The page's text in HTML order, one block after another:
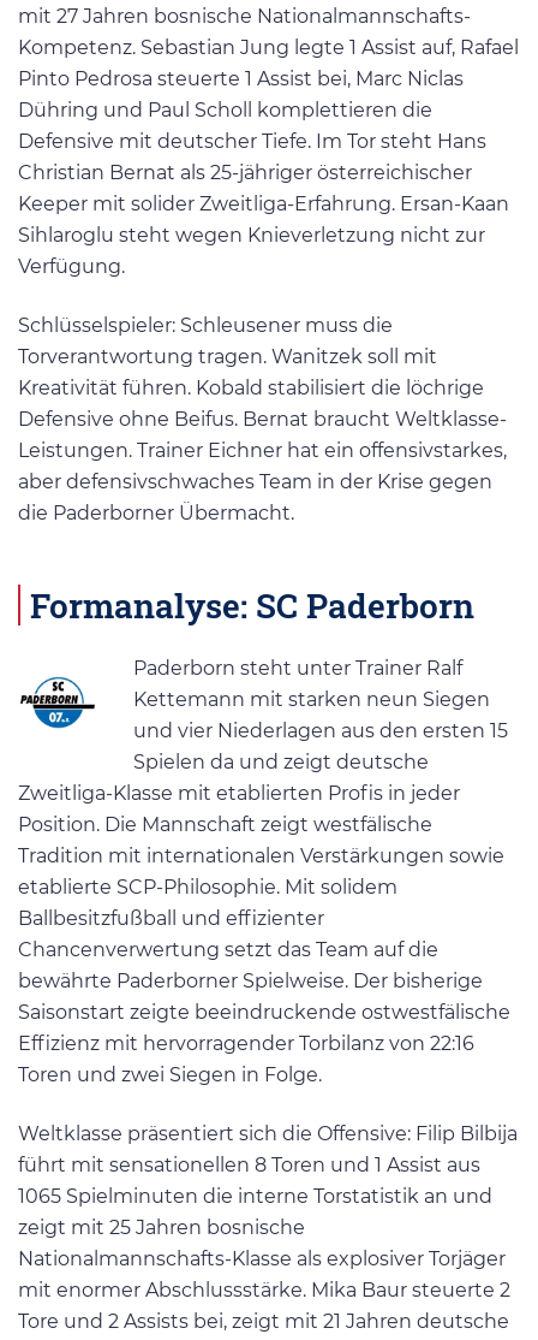
mit 27 Jahren bosnische Nationalmannschafts-
Kompetenz. Sebastian Jung legte 1 Assist auf, Rafael
Pinto Pedrosa steuerte 1 Assist bei, Marc Niclas
Dühring und Paul Scholl komplettieren die
Defensive mit deutscher Tiefe. Im Tor steht Hans
Christian Bernat als 25-jähriger österreichischer
Keeper mit solider Zweitliga-Erfahrung. Ersan-Kaan
Sihlaroglu steht wegen Knieverletzung nicht zur
Verfügung.
Schlüsselspieler: Schleusener muss die
Torverantwortung tragen. Wanitzek soll mit
Kreativität führen. Kobald stabilisiert die löchrige
Defensive ohne Beifus. Bernat braucht Weltklasse-
Leistungen. Trainer Eichner hat ein offensivstarkes,
aber defensivschwaches Team in der Krise gegen
die Paderborner Übermacht.
Formanalyse: SC Paderborn
Paderborn steht unter Trainer Ralf
Kettemann mit starken neun Siegen
und vier Niederlagen aus den ersten 15
Spielen da und zeigt deutsche
Zweitliga-Klasse mit etablierten Profis in jeder
Position. Die Mannschaft zeigt westfälische
Tradition mit internationalen Verstärkungen sowie
etablierte SCP-Philosophie. Mit solidem
Ballbesitzfußball und effizienter
Chancenverwertung setzt das Team auf die
bewährte Paderborner Spielweise. Der bisherige
Saisonstart zeigte beeindruckende ostwestfälische
Effizienz mit hervorragender Torbilanz von 22:16
Toren und zwei Siegen in Folge.
Weltklasse präsentiert sich die Offensive: Filip Bilbija
führt mit sensationellen 8 Toren und 1 Assist aus
1065 Spielminuten die interne Torstatistik an und
zeigt mit 25 Jahren bosnische
Nationalmannschafts-Klasse als explosiver Torjäger
mit enormer Abschlussstärke. Mika Baur steuerte 2
Tore und 2 Assists bei, zeigt mit 21 Jahren deutsche